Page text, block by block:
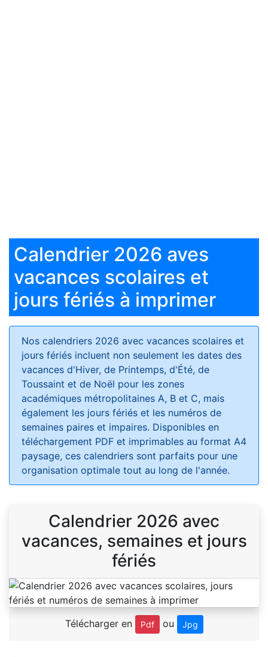
Calendrier 2026 aves
vacances scolaires et
jours fériés à imprimer
Nos calendriers 2026 avec vacances scolaires et
jours fériés incluent non seulement les dates des
vacances d'Hiver, de Printemps, d'Été, de
Toussaint et de Noël pour les zones
académiques métropolitaines A, B et C, mais
également les jours fériés et les numéros de
semaines paires et impaires. Disponibles en
téléchargement PDF et imprimables au format A4
paysage, ces calendriers sont parfaits pour une
organisation optimale tout au long de l'année.
Calendrier 2026 avec
vacances, semaines et jours
fériés
Télécharger en Pdf ou Jpg